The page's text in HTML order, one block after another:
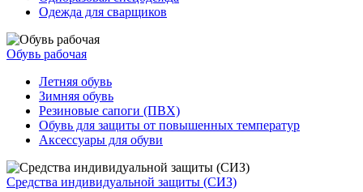
Одежда для сварщиков
Обувь рабочая
Летняя обувь
Зимняя обувь
Резиновые сапоги (ПВХ)
Обувь для защиты от повышенных температур
Аксессуары для обуви
Средства индивидуальной защиты (СИЗ)